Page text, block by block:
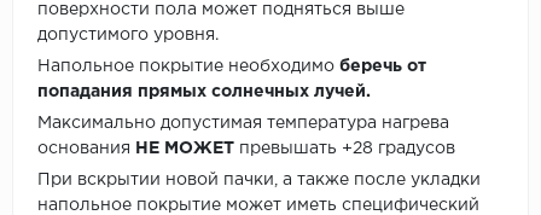
поверхности пола может подняться выше
допустимого уровня.
Напольное покрытие необходимо беречь от
попадания прямых солнечных лучей.
Максимально допустимая температура нагрева
основания
НЕ МОЖЕТ превышать +28 градусов
При вскрытии новой пачки, а также после укладки
напольное покрытие может иметь специфический